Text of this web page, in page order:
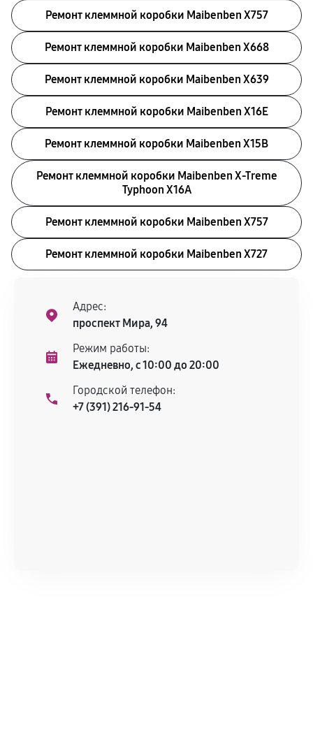
Ремонт клеммной коробки Maibenben X757
Ремонт клеммной коробки Maibenben X668
Ремонт клеммной коробки Maibenben X639
Ремонт клеммной коробки Maibenben X16E
Ремонт клеммной коробки Maibenben X15B
Ремонт клеммной коробки Maibenben X-Treme
Typhoon X16A
Ремонт клеммной коробки Maibenben X757
Ремонт клеммной коробки Maibenben X727
Адрес:
проспект Мира, 94
Режим работы:
Ежедневно, с 10:00 до 20:00
Городской телефон:
+7 (391) 216-91-54